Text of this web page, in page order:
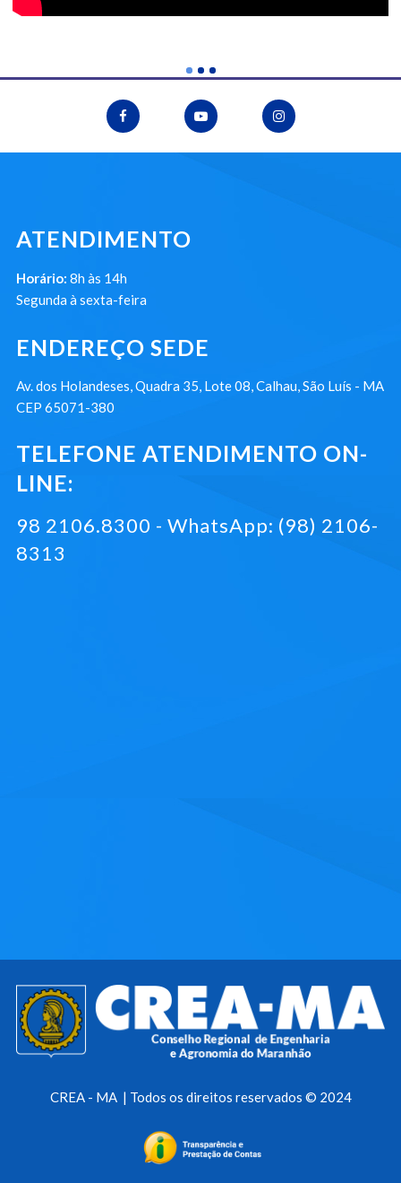
ATENDIMENTO
Horário: 8h às 14h
Segunda à sexta-feira
ENDEREÇO SEDE
Av. dos Holandeses, Quadra 35, Lote 08, Calhau, São Luís - MA
CEP 65071-380
TELEFONE ATENDIMENTO ON-
LINE:
98 2106.8300 - WhatsApp: (98) 2106-
8313
CREA - MA | Todos os direitos reservados © 2024